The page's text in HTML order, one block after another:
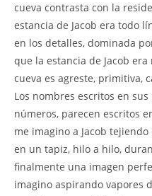
cueva contrasta con la
estancia de Jacob era todo
en los detalles, dominada
que la estancia de Jacob
cueva es agreste, primitiva,
Los nombres escritos en
números, parecen escritos
me imagino a Jacob
en un tapiz, hilo a hilo,
finalmente una imagen
imagino aspirando vapores